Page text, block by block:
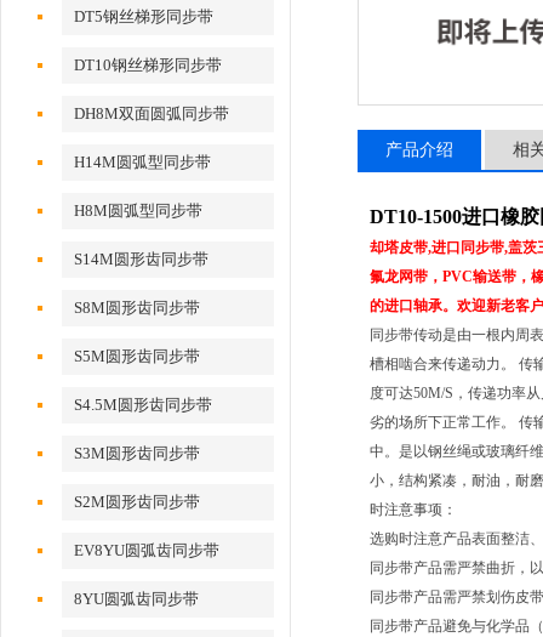
DT5钢丝梯形同步带
DT10钢丝梯形同步带
DH8M双面圆弧同步带
H14M圆弧型同步带
H8M圆弧型同步带
S14M圆形齿同步带
S8M圆形齿同步带
S5M圆形齿同步带
S4.5M圆形齿同步带
S3M圆形齿同步带
S2M圆形齿同步带
EV8YU圆弧齿同步带
8YU圆弧齿同步带
产品介绍 相
DT10-1500进口橡
却塔皮带,进口同步带,盖
氟龙网带，PVC输送带，
的进口轴承。欢迎新老客
同步带传动是由一根内周
槽相啮合来传递动力。 传
度可达50M/S，传递功率
劣的场所下正常工作。 传
中。是以钢丝绳或玻璃纤
小，结构紧凑，耐油，耐
时注意事项：
选购时注意产品表面整洁
同步带产品需严禁曲折，
同步带产品需严禁划伤皮
同步带产品避免与化学品